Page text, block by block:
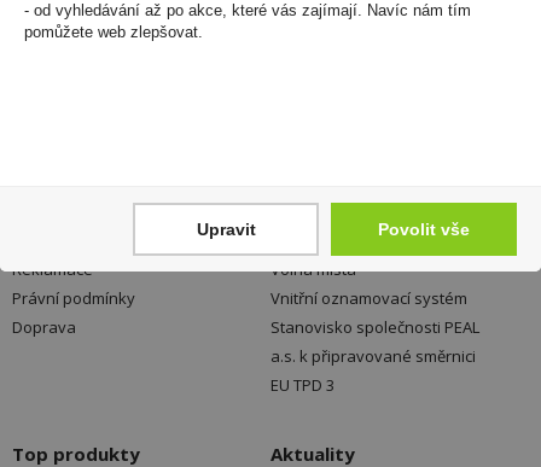
Váš nákup Prodejny
Reklamace
Právní podmínky
Doprava
Don Pealo
Volná místa
Vnitřní oznamovací systém
Stanovisko společnosti PEAL
a.s. k připravované směrnici
EU TPD 3
Top produkty Aktuality
- od vyhledávání až po akce, které vás zajímají. Navíc nám tím
pomůžete web zlepšovat.
Upravit Povolit vše